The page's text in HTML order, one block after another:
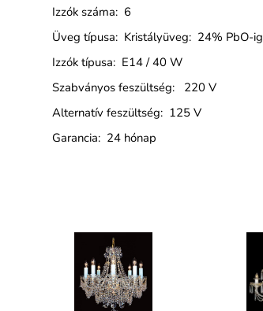
Izzók száma: 6
Üveg típusa: Kristályüveg: 24% PbO-ig
Izzók típusa: E14 / 40 W
Szabványos feszültség: 220 V
Alternatív feszültség: 125 V
Garancia: 24 hónap